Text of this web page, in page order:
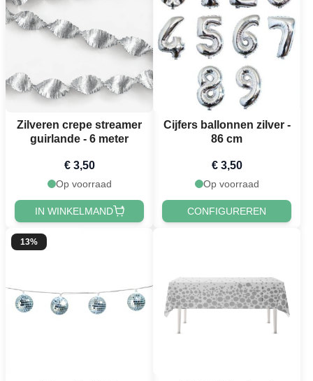
Zilveren crepe streamer
guirlande - 6 meter
€ 3,50
Op voorraad
IN WINKELMAND
Cijfers ballonnen zilver -
86 cm
€ 3,50
Op voorraad
CONFIGUREREN
13%